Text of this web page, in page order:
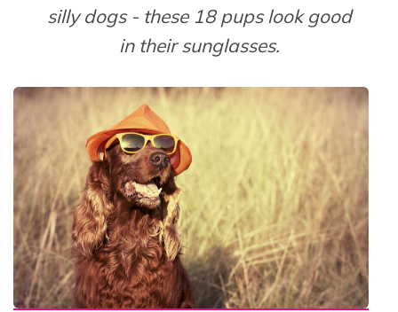
silly dogs - these 18 pups look good
in their sunglasses.